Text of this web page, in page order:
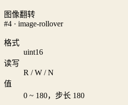
图像翻转
#4 · image-rollover
格式
uint16
读写
R / W / N
值
0 ~ 180，步长 180